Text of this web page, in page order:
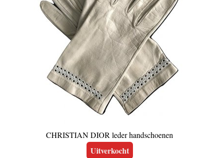
CHRISTIAN DIOR leder handschoenen
Uitverkocht